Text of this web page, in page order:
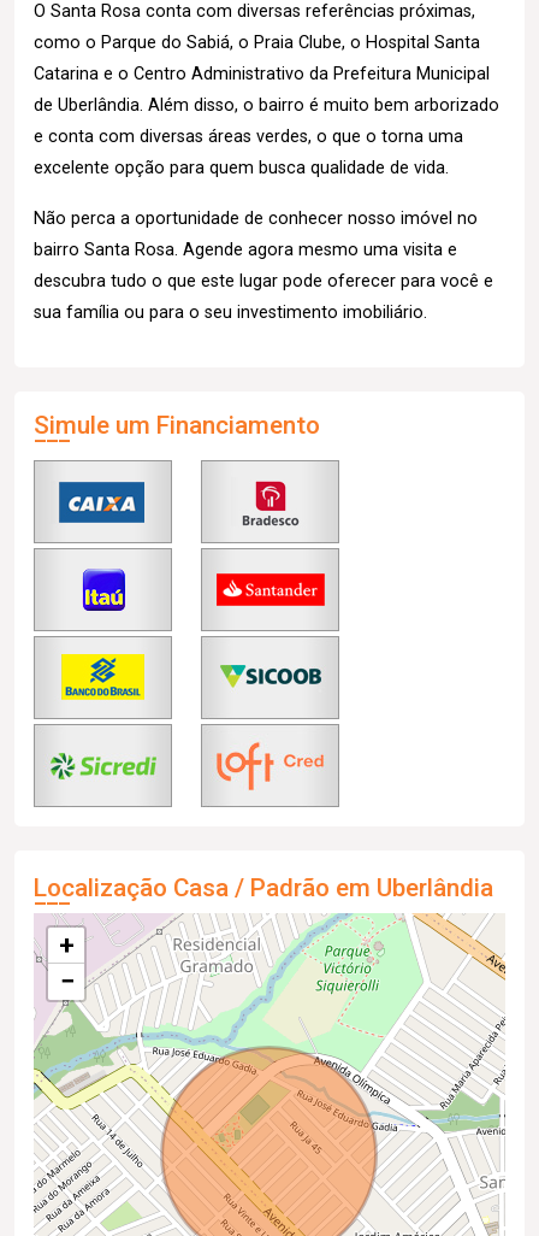
O Santa Rosa conta com diversas referências próximas,
como o Parque do Sabiá, o Praia Clube, o Hospital Santa
Catarina e o Centro Administrativo da Prefeitura Municipal
de Uberlândia. Além disso, o bairro é muito bem arborizado
e conta com diversas áreas verdes, o que o torna uma
excelente opção para quem busca qualidade de vida.
Não perca a oportunidade de conhecer nosso imóvel no
bairro Santa Rosa. Agende agora mesmo uma visita e
descubra tudo o que este lugar pode oferecer para você e
sua família ou para o seu investimento imobiliário.
Simule um Financiamento
Localização Casa / Padrão em Uberlândia
+
−